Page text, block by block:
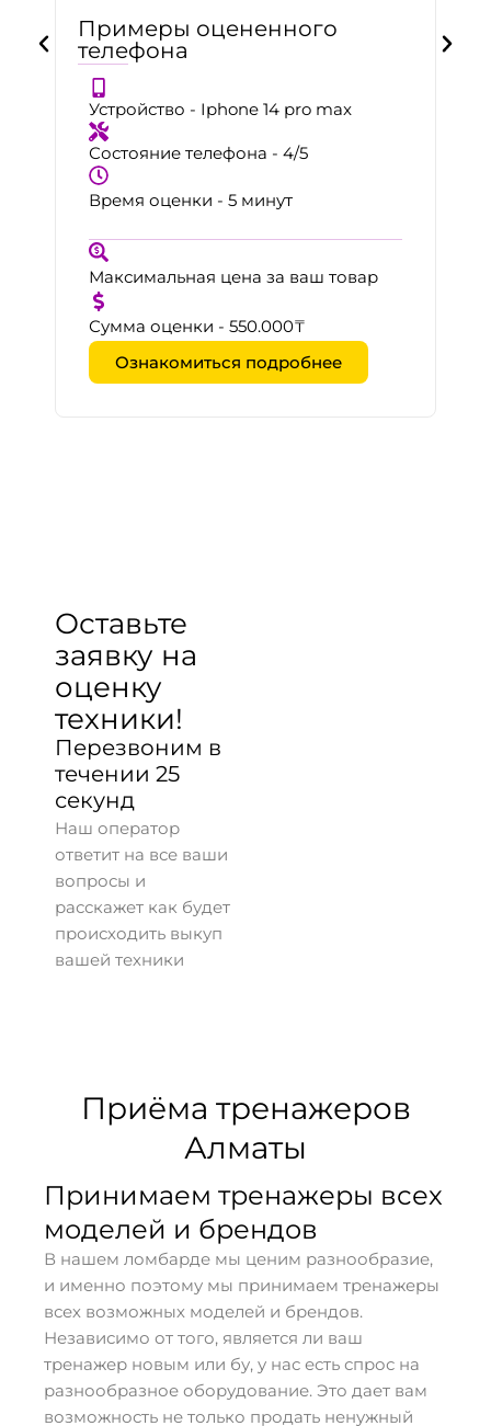
Примеры оцененного
телефона
Устройство - Iphone 14 pro max
Состояние телефона - 4/5
Время оценки - 5 минут
Максимальная цена за ваш товар
Сумма оценки - 550.000₸
Ознакомиться подробнее
Оставьте
заявку на
оценку
техники!
Перезвоним в
течении 25
секунд
Наш оператор
ответит на все ваши
вопросы и
расскажет как будет
происходить выкуп
вашей техники
Приёма тренажеров
Алматы
Принимаем тренажеры всех
моделей и брендов
В нашем ломбарде мы ценим разнообразие,
и именно поэтому мы принимаем тренажеры
всех возможных моделей и брендов.
Независимо от того, является ли ваш
тренажер новым или бу, у нас есть спрос на
разнообразное оборудование. Это дает вам
возможность не только продать ненужный